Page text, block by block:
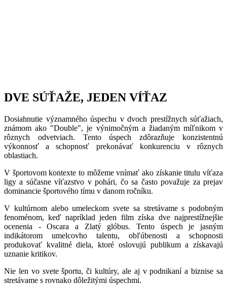
DVE SÚŤAŽE, JEDEN VÍŤAZ
Dosiahnutie významného úspechu v dvoch prestížnych súťažiach,
známom ako "Double", je výnimočným a žiadaným míľnikom v
rôznych odvetviach. Tento úspech zdôrazňuje konzistentnú
výkonnosť a schopnosť prekonávať konkurenciu v rôznych
oblastiach.
V športovom kontexte to môžeme vnímať ako získanie titulu víťaza
ligy a súčasne víťazstvo v pohári, čo sa často považuje za prejav
dominancie športového tímu v danom ročníku.
V kultúrnom alebo umeleckom svete sa stretávame s podobným
fenoménom, keď napríklad jeden film získa dve najprestížnejšie
ocenenia - Oscara a Zlatý glóbus. Tento úspech je jasným
indikátorom umelcovho talentu, obľúbenosti a schopnosti
produkovať kvalitné diela, ktoré oslovujú publikum a získavajú
uznanie kritikov.
Nie len vo svete športu, či kultúry, ale aj v podnikaní a biznise sa
stretávame s rovnako dôležitými úspechmi.